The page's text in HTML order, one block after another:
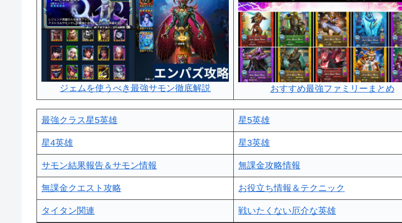
ジェムを使うべき最強サモン徹底解説 おすすめ最強ファミリーまとめ
最強クラス星5英雄 星5英雄
星4英雄 星3英雄
サモン結果報告＆サモン情報 無課金攻略情報
無課金クエスト攻略 お役立ち情報＆テクニック
タイタン関連 戦いたくない厄介な英雄